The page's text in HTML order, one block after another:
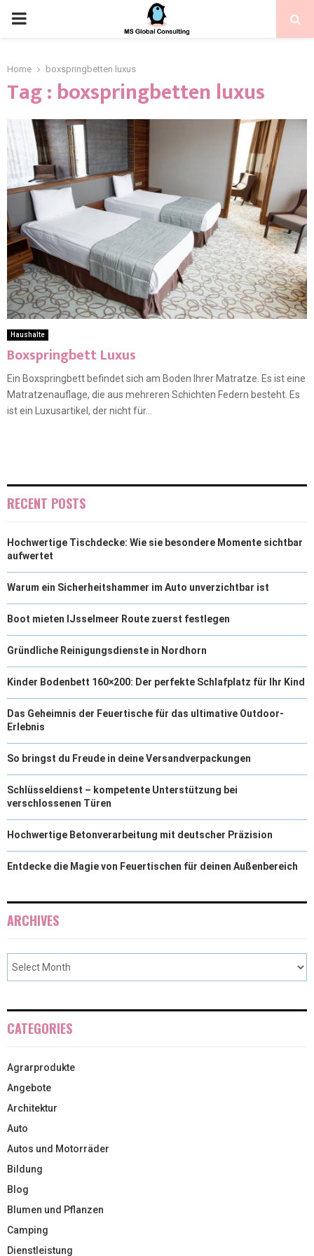
Home boxspringbetten luxus
Tag : boxspringbetten luxus
Haushalte
Boxspringbett Luxus
Ein Boxspringbett befindet sich am Boden Ihrer Matratze. Es ist eine
Matratzenauflage, die aus mehreren Schichten Federn besteht. Es
ist ein Luxusartikel, der nicht für...
RECENT POSTS
Hochwertige Tischdecke: Wie sie besondere Momente sichtbar
aufwertet
Warum ein Sicherheitshammer im Auto unverzichtbar ist
Boot mieten IJsselmeer Route zuerst festlegen
Gründliche Reinigungsdienste in Nordhorn
Kinder Bodenbett 160×200: Der perfekte Schlafplatz für Ihr Kind
Das Geheimnis der Feuertische für das ultimative Outdoor-
Erlebnis
So bringst du Freude in deine Versandverpackungen
Schlüsseldienst – kompetente Unterstützung bei
verschlossenen Türen
Hochwertige Betonverarbeitung mit deutscher Präzision
Entdecke die Magie von Feuertischen für deinen Außenbereich
ARCHIVES
CATEGORIES
Agrarprodukte
Angebote
Architektur
Auto
Autos und Motorräder
Bildung
Blog
Blumen und Pflanzen
Camping
Dienstleistung